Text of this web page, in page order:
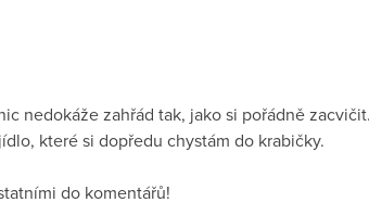
nedokáže zahřád tak, jako si pořádně
které si dopředu chystám do krabičky.
do komentářů!